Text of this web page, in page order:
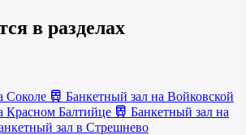
в разделах
Соколе
Банкетный зал на Войковской
Красном Балтийце
Банкетный зал на
зал в Стрешнево